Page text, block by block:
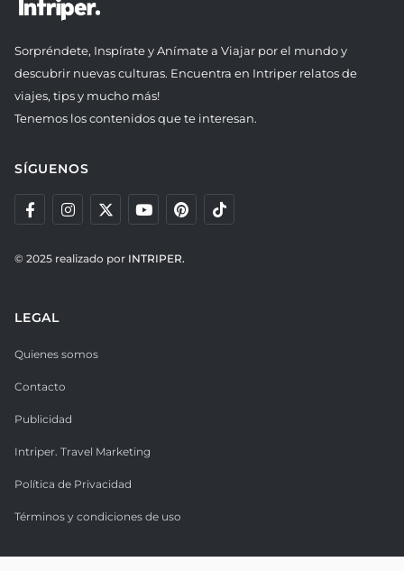
Sorpréndete, Inspírate y Anímate a Viajar por el mundo y
descubrir nuevas culturas. Encuentra en Intriper relatos de
viajes, tips y mucho más!
Tenemos los contenidos que te interesan.
SÍGUENOS
© 2025 realizado por INTRIPER.
LEGAL
Quienes somos
Contacto
Publicidad
Intriper. Travel Marketing
Política de Privacidad
Términos y condiciones de uso